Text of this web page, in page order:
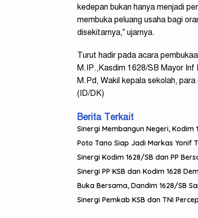
kedepan bukan hanya menjadi
membuka peluang usaha bagi
disekitarnya,” ujarnya.
Turut hadir pada acara
M.IP.,Kasdim 1628/SB Mayor Inf
M.Pd, Wakil kepala sekolah,
(ID/DK)
Berita Terkait
Sinergi Membangun Negeri,
Poto Tano Siap Jadi Markas Yonif
Sinergi Kodim 1628/SB dan PP
Sinergi PP KSB dan Kodim 1628
Buka Bersama, Dandim 1628/SB
Sinergi Pemkab KSB dan TNI